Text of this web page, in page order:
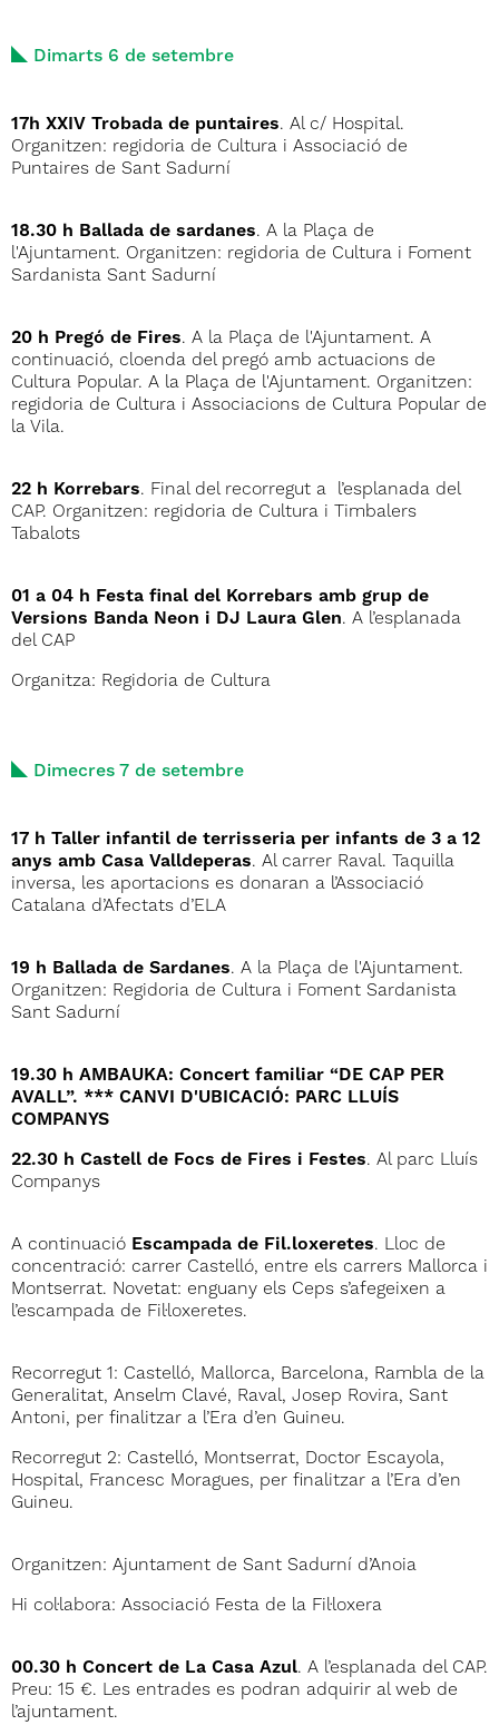
Dimarts 6 de setembre
17h XXIV Trobada de puntaires. Al c/ Hospital.
Organitzen: regidoria de Cultura i Associació de
Puntaires de Sant Sadurní
18.30 h Ballada de sardanes. A la Plaça de
l'Ajuntament. Organitzen: regidoria de Cultura i Foment
Sardanista Sant Sadurní
20 h Pregó de Fires. A la Plaça de l'Ajuntament. A
continuació, cloenda del pregó amb actuacions de
Cultura Popular. A la Plaça de l'Ajuntament. Organitzen:
regidoria de Cultura i Associacions de Cultura Popular de
la Vila.
22 h Korrebars. Final del recorregut a l’esplanada del
CAP. Organitzen: regidoria de Cultura i Timbalers
Tabalots
01 a 04 h Festa final del Korrebars amb grup de
Versions Banda Neon i DJ Laura Glen. A l’esplanada
del CAP
Organitza: Regidoria de Cultura
Dimecres 7 de setembre
17 h Taller infantil de terrisseria per infants de 3 a 12
anys amb Casa Valldeperas. Al carrer Raval. Taquilla
inversa, les aportacions es donaran a l’Associació
Catalana d’Afectats d’ELA
19 h Ballada de Sardanes. A la Plaça de l'Ajuntament.
Organitzen: Regidoria de Cultura i Foment Sardanista
Sant Sadurní
19.30 h AMBAUKA: Concert familiar “DE CAP PER
AVALL”. *** CANVI D'UBICACIÓ: PARC LLUÍS
COMPANYS
22.30 h Castell de Focs de Fires i Festes. Al parc Lluís
Companys
A continuació Escampada de Fil.loxeretes. Lloc de
concentració: carrer Castelló, entre els carrers Mallorca i
Montserrat. Novetat: enguany els Ceps s’afegeixen a
l’escampada de Fil·loxeretes.
Recorregut 1: Castelló, Mallorca, Barcelona, Rambla de la
Generalitat, Anselm Clavé, Raval, Josep Rovira, Sant
Antoni, per finalitzar a l’Era d’en Guineu.
Recorregut 2: Castelló, Montserrat, Doctor Escayola,
Hospital, Francesc Moragues, per finalitzar a l’Era d’en
Guineu.
Organitzen: Ajuntament de Sant Sadurní d’Anoia
Hi col·labora: Associació Festa de la Fil·loxera
00.30 h Concert de La Casa Azul. A l’esplanada del CAP.
Preu: 15 €. Les entrades es podran adquirir al web de
l’ajuntament.